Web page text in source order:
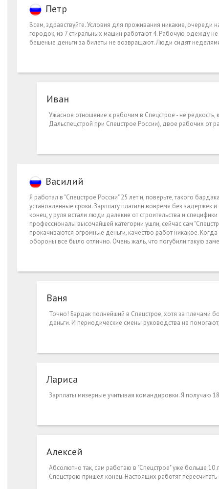
Петр
Всем, здравствуйте. Условия для проживания никакие, очереди
городок, из 7 стиральных машин работают 4. Рабочую одежду
бешеные деньги за билеты не возвращают. Люди сидят
Иван
Ужасное отношение к рабочим в Спецстрое - не
Дальспецстрой при Спецстрое России), двое рабочих от
Василий
Я работал в "Спецстрое России" 25 лет и, поверьте, такого
установленные сроки. Зарплату платили вовремя без
конец, у руля встали люди далекие от строительства и
профессионалы высочайшей категории ушли, сейчас сам
прокачиваются огромные деньги, качество работ никакое.
обороны все было отлично. Очень жаль, что погубили такую
Ваня
Точно! Бардак полнейший в Спецстрое, хотя за плечами
деньги. И периодические смены руководства не
Лариса
Зарплаты мизерные учитывая командировки. Я получаю
Алексей
Абсолютно так, сам работаю в "Спецстрое" уже больше
Спецстрою пришел конец. Настоящих работяг